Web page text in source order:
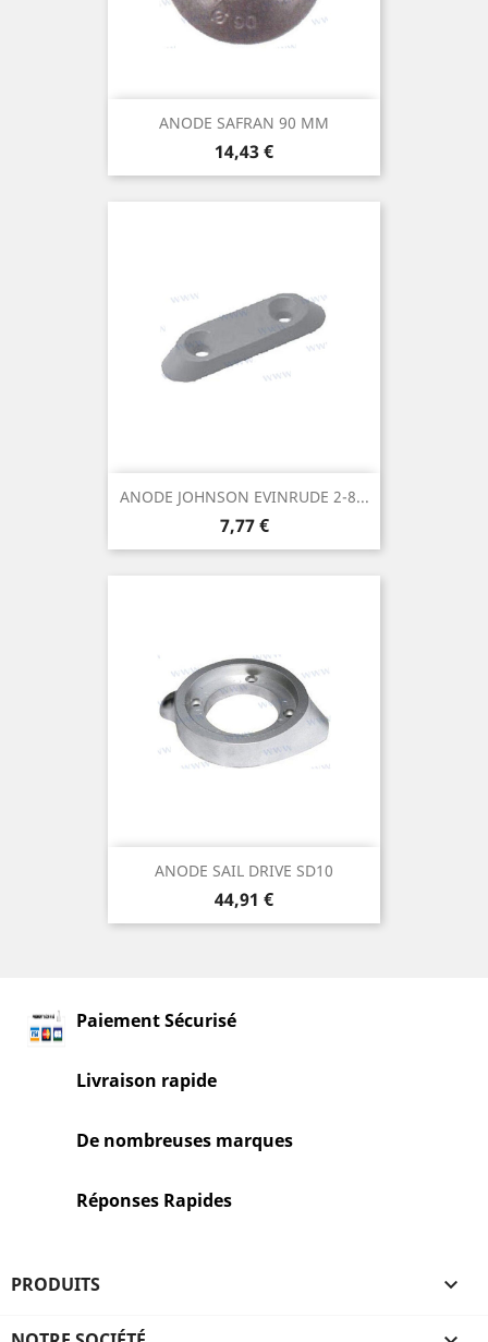
ANODE SAFRAN 90 MM
Prix
14,43 €
ANODE JOHNSON EVINRUDE 2-8...
Prix
7,77 €
ANODE SAIL DRIVE SD10
Prix
44,91 €
Paiement Sécurisé
Livraison rapide
De nombreuses marques
Réponses Rapides
PRODUITS 